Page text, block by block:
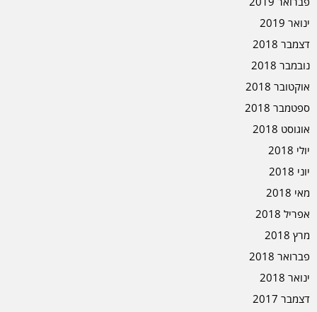
ינואר 2019
דצמבר 2018
נובמבר 2018
אוקטובר 2018
ספטמבר 2018
אוגוסט 2018
יולי 2018
יוני 2018
מאי 2018
אפריל 2018
מרץ 2018
פברואר 2018
ינואר 2018
דצמבר 2017